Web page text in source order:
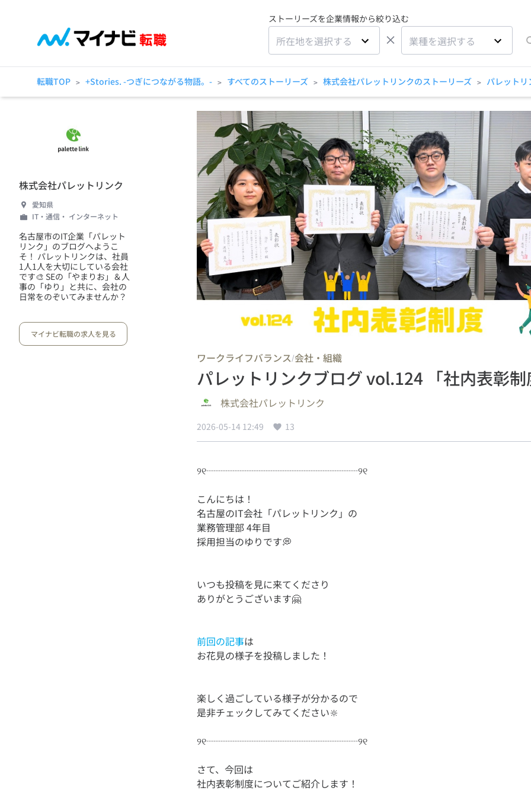
ストーリーズを企業情報から絞り込む
所在地を選択する × 業種を選択する
転職TOP > +Stories. -つぎにつながる物語。- > すべてのストーリーズ > 株式会社パレットリンクのストーリーズ > パレット
株式会社パレットリンク
愛知県
IT・通信・ インターネット
名古屋市のIT企業「パレット
リンク」のブログへようこ
そ！ パレットリンクは、社員
1人1人を大切にしている会社
です🎨 SEの「やまりお」＆人
事の「ゆり」と共に、会社の
日常をのぞいてみませんか？
マイナビ転職の求人を見る
ワークライフバランス/会社・組織
パレットリンクブログ vol.124 「社内表彰制
株式会社パレットリンク
2026-05-14 12:49 13
こんにちは！
名古屋のIT会社「パレットリンク」の
業務管理部 4年目
いつも投稿を見に来てくださり
前回の記事は
楽しく過ごしている様子が分かるので
さて、今回は